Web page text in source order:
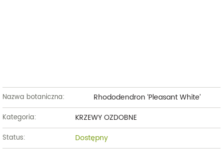
Nazwa botaniczna: Rhododendron ‘Pleasant White’
Kategoria: KRZEWY OZDOBNE
Status: Dostępny